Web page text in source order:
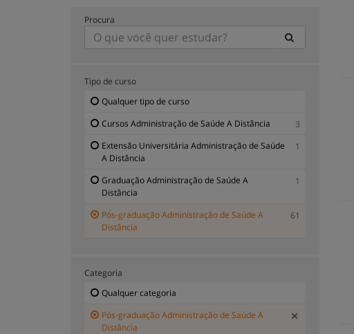
Procura
Tipo de curso
Qualquer tipo de curso
Cursos Administração de Saúde A Distância
3
Extensão Universitária Administração de Saúde
A Distância
1
Graduação Administração de Saúde A
Distância
1
Pós-graduação Administração de Saúde A
Distância
61
Categoria
Qualquer categoria
Pós-graduação Administração de Saúde A
Distância